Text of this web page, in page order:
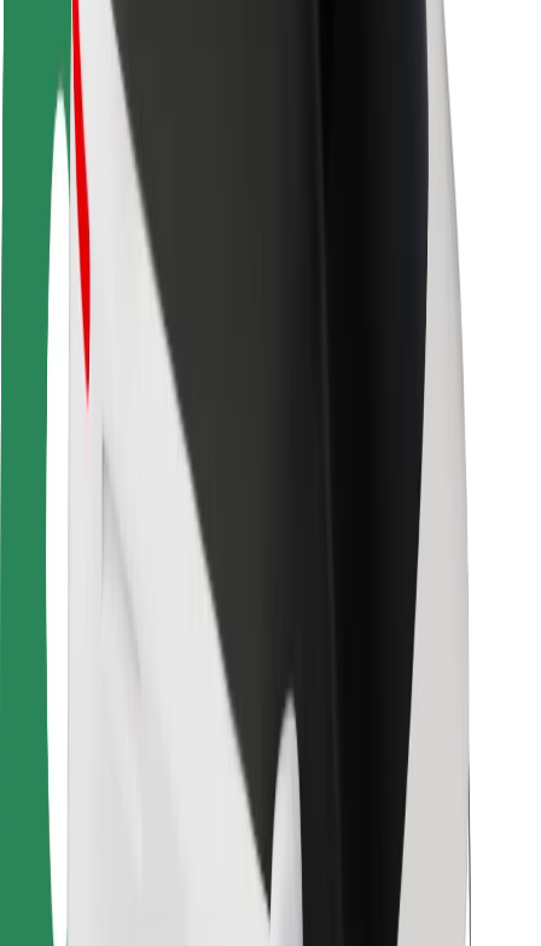
Seguridad para usuarios
Seguridad para conductores
Seguridad para patinetes
Safety Lab
Ciudades
Dónde estamos
Soluciones para las ciudades
Aeropuertos
Estaciones de carga de Bolt
Soporte
Para usuarios
Para conductores
Para repartidores
Para propietarios de flota
Para restaurantes
Bolt para empresas
Términos y Condiciones